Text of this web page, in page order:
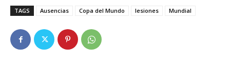
TAGS Ausencias Copa del Mundo lesiones Mundial